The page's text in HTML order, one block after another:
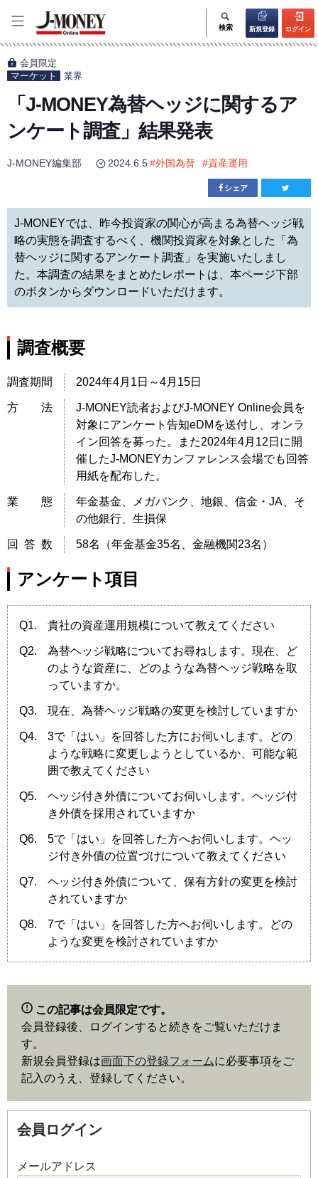
検索 新規登録 ログイン
会員限定
マーケット
業界
「J-MONEY為替ヘッジに関するア
ンケート調査」結果発表
J-MONEY編集部 2024.6.5#外国為替 #資産運用
シェア
J-MONEYでは、昨今投資家の関心が高まる為替ヘッジ戦
略の実態を調査するべく、機関投資家を対象とした「為
替ヘッジに関するアンケート調査」を実施いたしまし
た。本調査の結果をまとめたレポートは、本ページ下部
のボタンからダウンロードいただけます。
調査概要
調査期間 2024年4月1日～4月15日
方法
J-MONEY読者およびJ-MONEY Online会員を
対象にアンケート告知eDMを送付し、オンラ
イン回答を募った。また2024年4月12日に開
催したJ-MONEYカンファレンス会場でも回答
用紙を配布した。
業態
年金基金、メガバンク、地銀、信金・JA、そ
の他銀行、生損保
回答数 58名（年金基金35名、金融機関23名）
アンケート項目
Q1. 貴社の資産運用規模について教えてください
Q2.
為替ヘッジ戦略についてお尋ねします。現在、ど
のような資産に、どのような為替ヘッジ戦略を取
っていますか。
Q3. 現在、為替ヘッジ戦略の変更を検討していますか
Q4.
3で「はい」を回答した方にお伺いします。どの
ような戦略に変更しようとしているか、可能な範
囲で教えてください
Q5.
ヘッジ付き外債についてお伺いします。ヘッジ付
き外債を採用されていますか
Q6.
5で「はい」を回答した方へお伺いします。ヘッ
ジ付き外債の位置づけについて教えてください
Q7.
ヘッジ付き外債について、保有方針の変更を検討
されていますか
Q8.
7で「はい」を回答した方へお伺いします。どの
ような変更を検討されていますか
この記事は会員限定です。
会員登録後、ログインすると続きをご覧いただけま
す。
新規会員登録は画面下の登録フォームに必要事項をご
記入のうえ、登録してください。
会員ログイン
メールアドレス